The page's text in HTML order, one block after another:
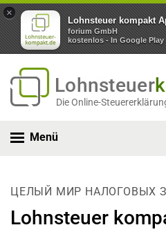
×
Lohnsteuer kompakt
forium GmbH
kostenlos - In Google Play
Lohnsteuer
Die Online-
Menü
ЦЕЛЫЙ МИР НАЛОГОВЫХ
Lohnsteuer